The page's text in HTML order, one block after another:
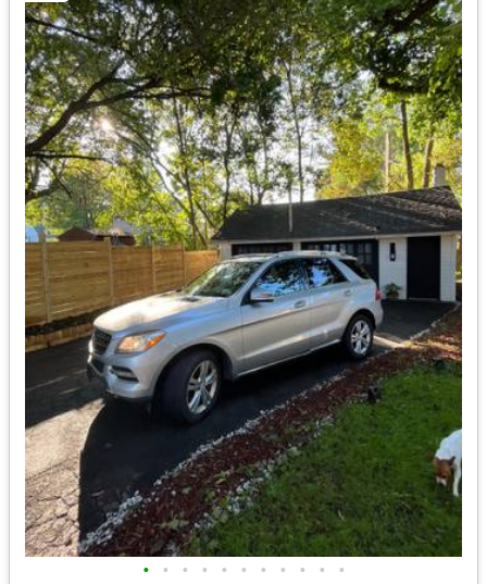
• • • • • • • • • • •